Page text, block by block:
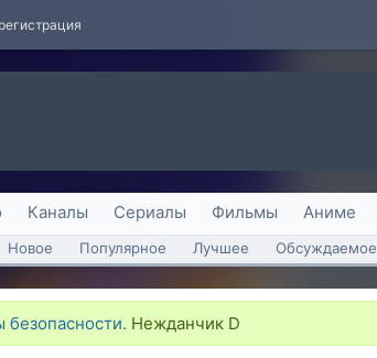
регистрация
Каналы Сериалы Фильмы Аниме
Новое Популярное Лучшее Обсуждаемое
Нежданчик D